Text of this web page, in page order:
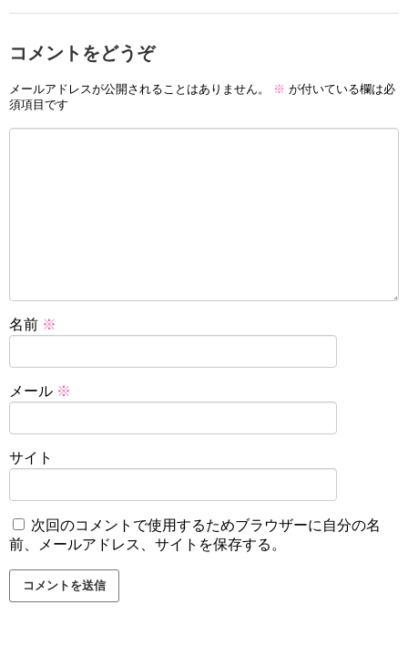
コメントをどうぞ
メールアドレスが公開されることはありません。 ※ が付いている欄は必
須項目です
名前 ※
メール ※
サイト
次回のコメントで使用するためブラウザーに自分の名
前、メールアドレス、サイトを保存する。